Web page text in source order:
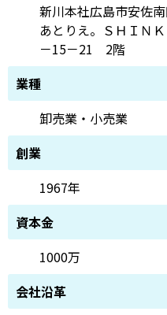
新川本社広島市安佐
あとりえ。ＳＨＩＮ
－15－21 2階
業種
卸売業・小売業
創業
1967年
資本金
1000万
会社沿革